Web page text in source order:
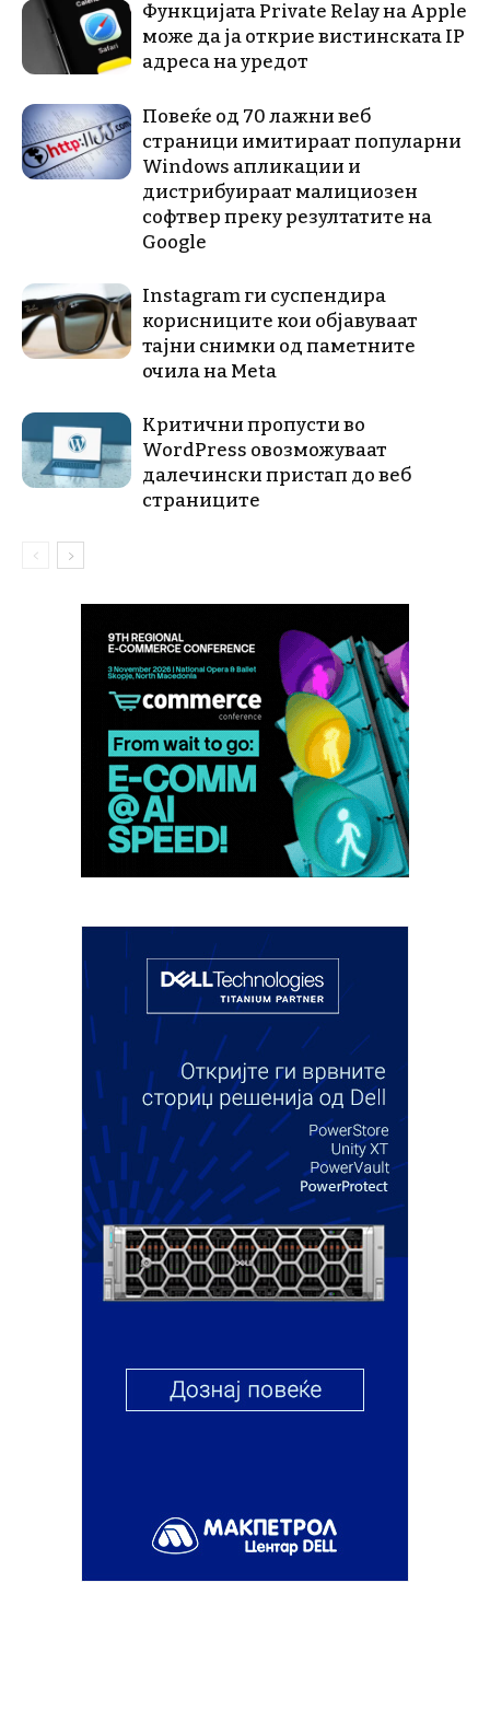
Функцијата Private Relay на Apple
може да ја открие вистинската IP
адреса на уредот
Повеќе од 70 лажни веб
страници имитираат популарни
Windows апликации и
дистрибуираат малициозен
софтвер преку резултатите на
Google
Instagram ги суспендира
корисниците кои објавуваат
тајни снимки од паметните
очила на Meta
Критични пропусти во
WordPress овозможуваат
далечински пристап до веб
страниците